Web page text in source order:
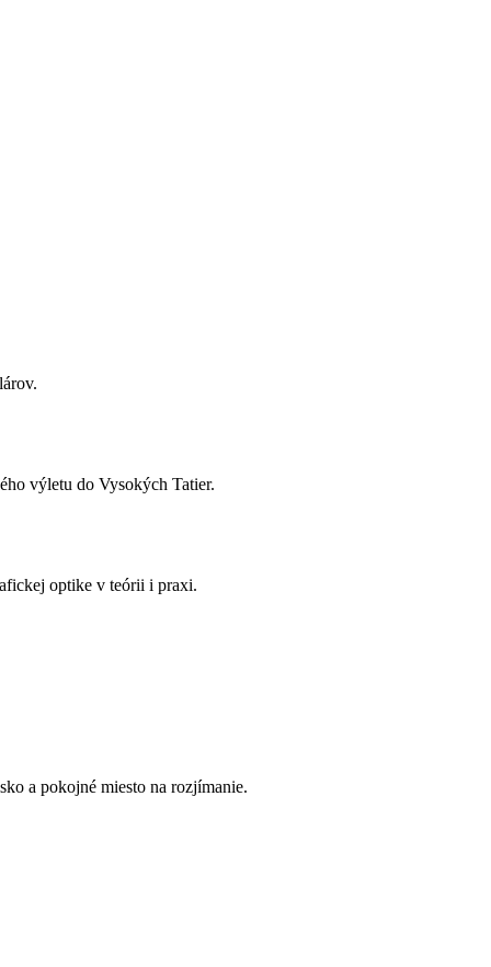
výletu do Vysokých Tatier.
optike v teórii i praxi.
a pokojné miesto na rozjímanie.